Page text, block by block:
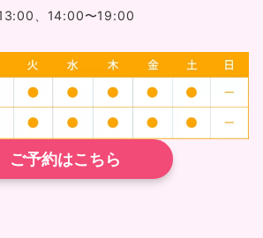
、14:00〜19:00
ご予約はこちら